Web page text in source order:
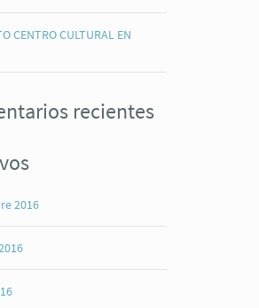
CENTRO CULTURAL EN
recientes
2016